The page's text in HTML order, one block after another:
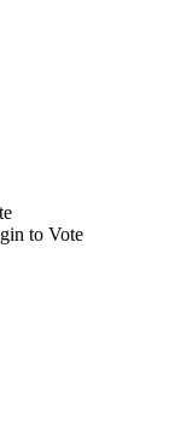
to Vote